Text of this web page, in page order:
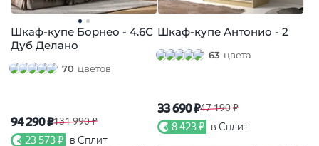
Шкаф-купе Борнео - 4.6С
Дуб Делано
70 цветов
94 290 ₽131 990 ₽
23 573 ₽ в Сплит
Шкаф-купе Антонио - 2
63 цвета
33 690 ₽47 190 ₽
8 423 ₽ в Сплит